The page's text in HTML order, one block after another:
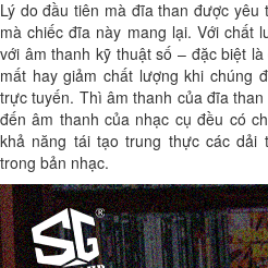
Lý do đầu tiên mà đĩa than được
mà chiếc đĩa này mang lại. Với chất
với âm thanh kỹ thuật số – đặc biệt
mất hay giảm chất lượng khi chúng
trực tuyến. Thì âm thanh của đĩa
đến âm thanh của nhạc cụ đều có
khả năng tái tạo trung thực các
trong bản nhạc.